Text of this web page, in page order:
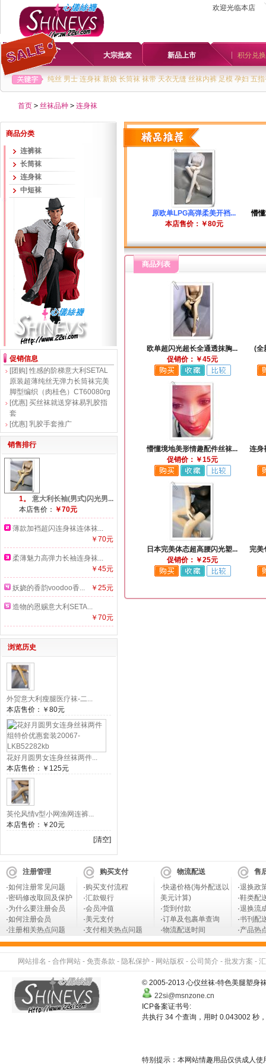
欢迎光临本店
首页 大宗批发 新品上市 积分兑换
纯丝 男士 连身袜 新娘 长筒袜 袜带 天衣无缝 丝袜内裤 足模 孕妇 五
首页 > 丝袜品种 > 连身袜
商品分类
连裤袜
长筒袜
连身袜
中短袜
促销信息
[团购] 性感的阶梯意大利SETAL
原装超薄纯丝无弹力长筒袜完美
脚型编织（肉桂色）CT60080rg
[优惠] 买丝袜就送穿袜易乳胶指
套
[优惠] 乳胶手套推广
销售排行
1。
意大利长袖(男式)闪光男...
本店售价： ￥70元
薄款加裆超闪连身袜连体袜...
￥70元
柔薄魅力高弹力长袖连身袜...
￥45元
妖娆的香韵voodoo香... ￥25元
造物的恩赐意大利SETA...
￥70元
浏览历史
外贸意大利瘦腿医疗袜-二...
本店售价： ￥80元
花好月圆男女连身丝袜两件...
本店售价： ￥125元
英伦风情v型小网渔网连裤...
本店售价： ￥20元
[清空]
原欧单LPG高弹柔美开裆...
本店售价：￥80元
懵
商品列表
欧单超闪光超长全通透抹胸...
促销价：￥45元
(全
懵懂境地美形情趣配件丝袜...
促销价：￥15元
连身
日本完美体态超高腰闪光塑...
促销价：￥25元
完美
注册管理
·如何注册常见问题
·密码修改取回及保护
·为什么要注册会员
·如何注册会员
·注册相关热点问题
购买支付
·购买支付流程
·汇款银行
·会员冲值
·美元支付
·支付相关热点问题
物流配送
·快递价格(海外配送以
美元计算)
·货到付款
·订单及包裹单查询
·物流配送时间
售
·退换政
·鞋类配
·退换流
·书刊配
·产品热
网站排名 - 合作网站 - 免责条款 - 隐私保护 - 网站版权 - 公司简介 - 批发方案 -
© 2005-2013 心仪丝袜-特色美腿塑身
22si@msnzone.cn
ICP备案证书号:
共执行 34 个查询，用时 0.043002 秒
特别提示：本网站情趣用品仅供成人